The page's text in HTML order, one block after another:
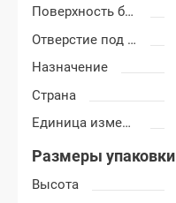
Поверхность бампера
Отверстие под ПТФ
Назначение
Страна
Единица измерения
Размеры упаковки
Высота